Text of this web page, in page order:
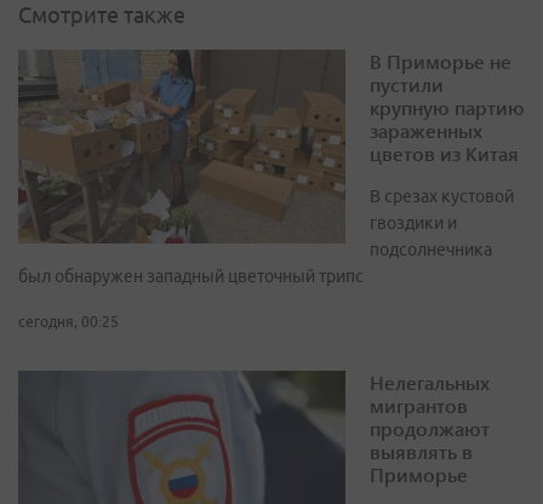
Смотрите также
В Приморье не
пустили
крупную партию
зараженных
цветов из Китая
В срезах кустовой
гвоздики и
подсолнечника
был обнаружен западный цветочный трипс
сегодня, 00:25
Нелегальных
мигрантов
продолжают
выявлять в
Приморье